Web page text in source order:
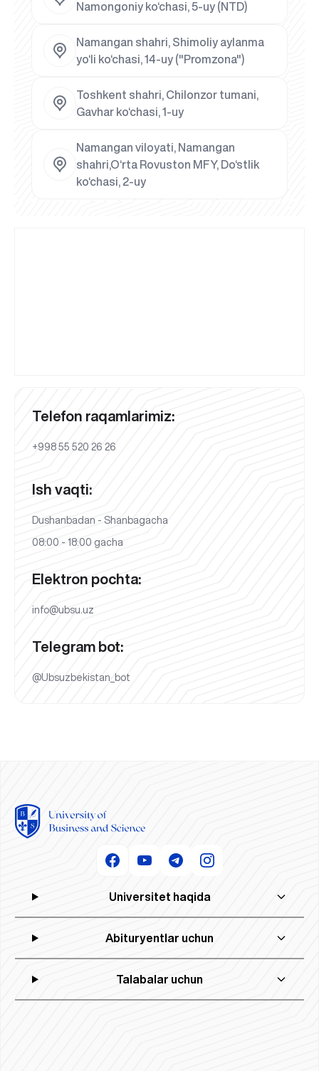
Namongoniy ko‘chasi, 5-uy (NTD)
Namangan shahri, Shimoliy aylanma
yo‘li ko‘chasi, 14-uy ("Promzona")
Toshkent shahri, Chilonzor tumani,
Gavhar ko‘chasi, 1-uy
Namangan viloyati, Namangan
shahri,O‘rta Rovuston MFY, Do‘stlik
ko‘chasi, 2-uy
Telefon raqamlarimiz:
+998 55 520 26 26
Ish vaqti:
Dushanbadan - Shanbagacha
08:00 - 18:00 gacha
Elektron pochta:
info@ubsu.uz
Telegram bot:
@Ubsuzbekistan_bot
Universitet haqida
Abituryentlar uchun
Talabalar uchun